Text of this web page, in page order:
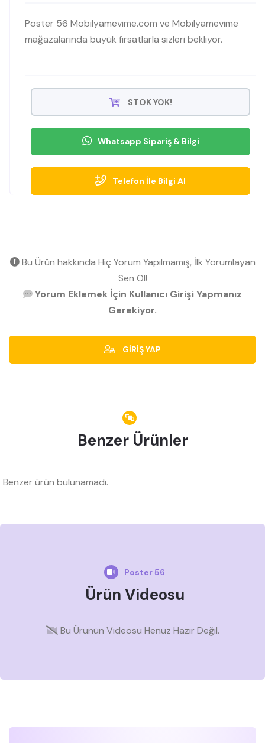
Poster 56 Mobilyamevime.com ve Mobilyamevime
mağazalarında büyük fırsatlarla sizleri bekliyor.
STOK YOK!
Whatsapp Sipariş & Bilgi
Telefon İle Bilgi Al
Bu Ürün hakkında Hiç Yorum Yapılmamış, İlk Yorumlayan
Sen Ol!
Yorum Eklemek İçin Kullanıcı Girişi Yapmanız
Gerekiyor.
GİRİŞ YAP
Benzer Ürünler
Benzer ürün bulunamadı.
Poster 56
Ürün Videosu
Bu Ürünün Videosu Henüz Hazır Değil.